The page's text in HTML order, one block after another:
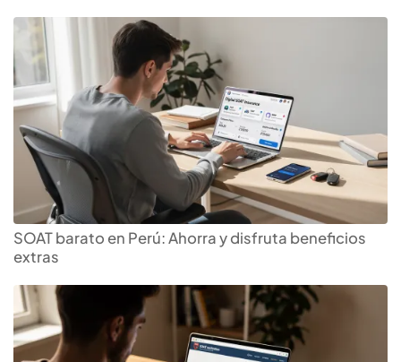
SOAT barato en Perú: Ahorra y disfruta beneficios
extras